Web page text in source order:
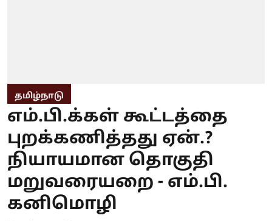
தமிழ்நாடு
எம்.பி.க்கள் கூட்டத்தை
புறக்கணித்தது ஏன்.?
நியாயமான தொகுதி
மறுவரையறை - எம்.பி.
கனிமொழி